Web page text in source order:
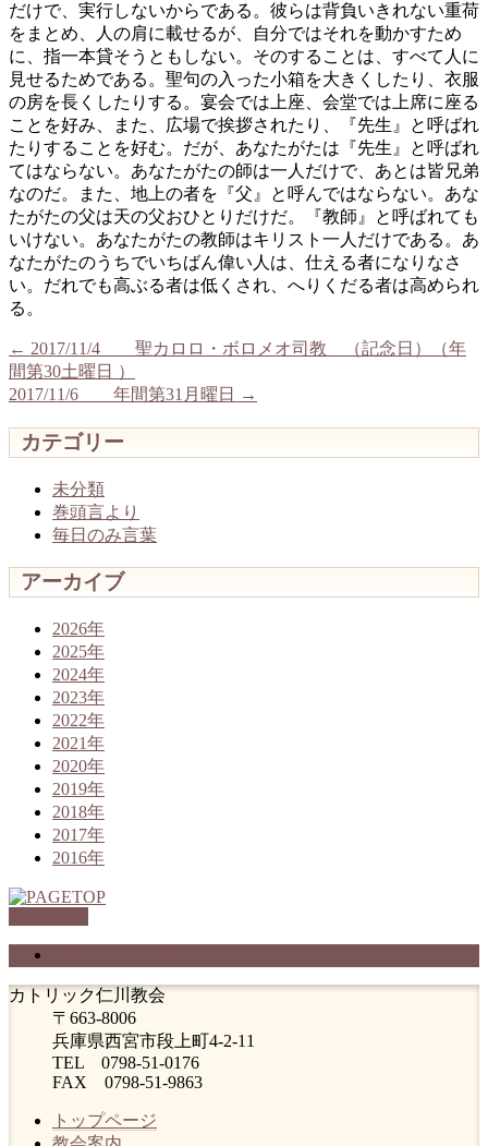
だけで、実行しないからである。彼らは背負いきれない重荷
をまとめ、人の肩に載せるが、自分ではそれを動かすため
に、指一本貸そうともしない。そのすることは、すべて人に
見せるためである。聖句の入った小箱を大きくしたり、衣服
の房を長くしたりする。宴会では上座、会堂では上席に座る
ことを好み、また、広場で挨拶されたり、『先生』と呼ばれ
たりすることを好む。だが、あなたがたは『先生』と呼ばれ
てはならない。あなたがたの師は一人だけで、あとは皆兄弟
なのだ。また、地上の者を『父』と呼んではならない。あな
たがたの父は天の父おひとりだけだ。『教師』と呼ばれても
いけない。あなたがたの教師はキリスト一人だけである。あ
なたがたのうちでいちばん偉い人は、仕える者になりなさ
い。だれでも高ぶる者は低くされ、へりくだる者は高められ
る。
← 2017/11/4 聖カロロ・ボロメオ司教 （記念日）（年
間第30土曜日 ）
2017/11/6 年間第31月曜日
→
カテゴリー
未分類
巻頭言より
毎日のみ言葉
アーカイブ
2026年
2025年
2024年
2023年
2022年
2021年
2020年
2019年
2018年
2017年
2016年
カトリック仁川教会
〒663-8006
兵庫県西宮市段上町4-2-11
TEL 0798-51-0176
FAX 0798-51-9863
トップページ